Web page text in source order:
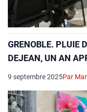
GRENOBLE. PLUIE
DEJEAN, UN AN
9 septembre 2025Par